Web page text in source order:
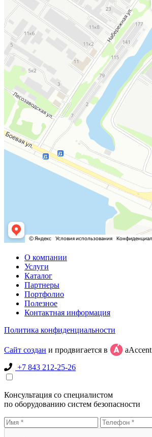
О компании
Услуги
Каталог
Партнеры
Портфолио
Полезное
Контактная информация
Политика конфиденциальности
Сайт создан и продвигается в
aAccent
+7 843 212-25-26
Консультация со специалистом
по оборудованию систем безопасности